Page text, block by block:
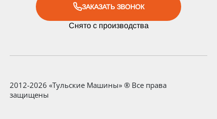
ЗАКАЗАТЬ ЗВОНОК
Снято с производства
2012-2026 «Тульские Машины» ® Все права
защищены